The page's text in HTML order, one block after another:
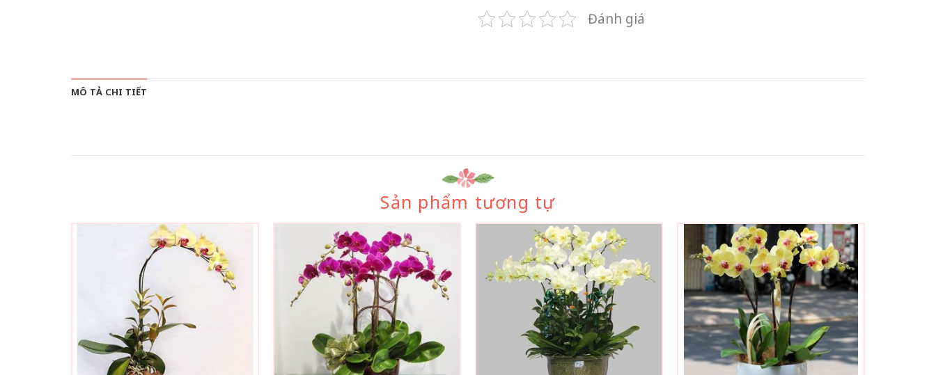
Đánh giá
MÔ TẢ CHI TIẾT
Sản phẩm tương tự